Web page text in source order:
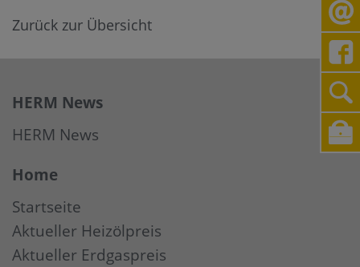
Zurück zur Übersicht
HERM News
HERM News
Home
Startseite
Aktueller Heizölpreis
Aktueller Erdgaspreis